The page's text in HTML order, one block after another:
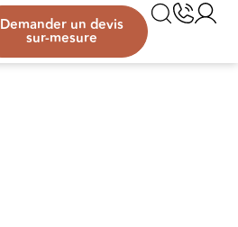
Demander un devis
sur-mesure